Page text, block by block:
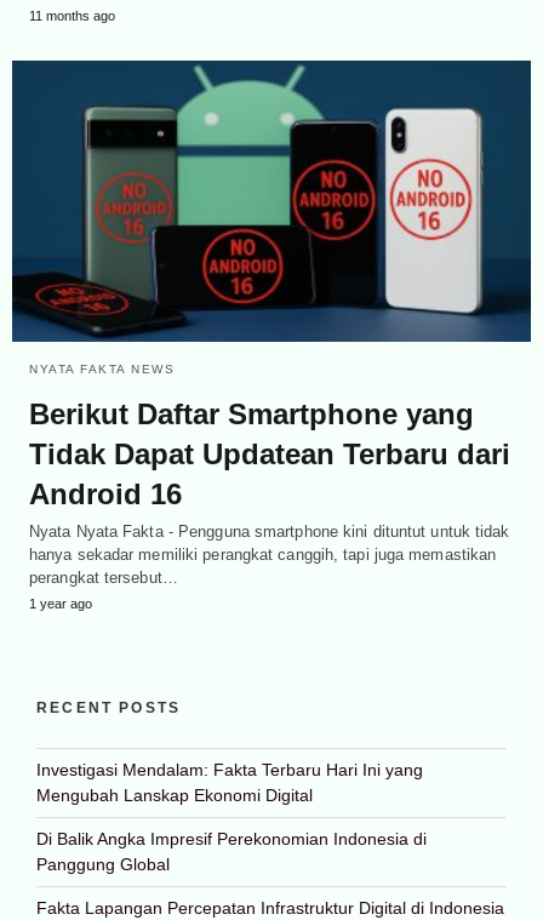
11 months ago
NYATA FAKTA NEWS
Berikut Daftar Smartphone yang
Tidak Dapat Updatean Terbaru dari
Android 16
Nyata Nyata Fakta - Pengguna smartphone kini dituntut untuk tidak
hanya sekadar memiliki perangkat canggih, tapi juga memastikan
perangkat tersebut…
1 year ago
RECENT POSTS
Investigasi Mendalam: Fakta Terbaru Hari Ini yang
Mengubah Lanskap Ekonomi Digital
Di Balik Angka Impresif Perekonomian Indonesia di
Panggung Global
Fakta Lapangan Percepatan Infrastruktur Digital di Indonesia